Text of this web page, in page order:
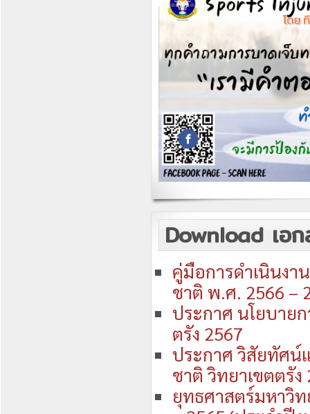
Download เอก
คู่มือการดำเนินง
ชาติ พ.ศ. 2566 –
ประกาศ นโยบาย
ตรัง 2567
ประกาศ วิสัยทัศน์
ชาติ วิทยาเขตตรัง
ยุทธศาสตร์มหาวิ